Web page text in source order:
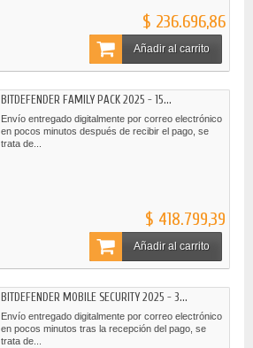
$ 236.696,86
Añadir al carrito
BITDEFENDER FAMILY PACK 2025 - 15...
Envío entregado digitalmente por correo electrónico
en pocos minutos después de recibir el pago, se
trata de...
$ 418.799,39
Añadir al carrito
BITDEFENDER MOBILE SECURITY 2025 - 3...
Envío entregado digitalmente por correo electrónico
en pocos minutos tras la recepción del pago, se
trata de...